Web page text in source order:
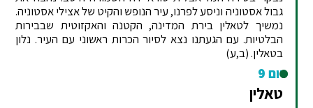
גבול אסטוניה וניסע לפרנו, עיר הנופש והקיט של אצילי אסטוניה.
נמשיך לטאלין בירת המדינה, הקטנה והאקזוטית שבבירות
הבלטיות. עם הגעתנו נצא לסיור הכרות ראשוני עם העיר. נלון
בטאלין. (ב,ע)
יום 9
טאלין